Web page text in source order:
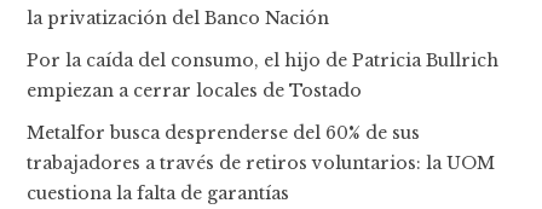
la privatización del Banco Nación
Por la caída del consumo, el hijo de Patricia Bullrich
empiezan a cerrar locales de Tostado
Metalfor busca desprenderse del 60% de sus
trabajadores a través de retiros voluntarios: la UOM
cuestiona la falta de garantías